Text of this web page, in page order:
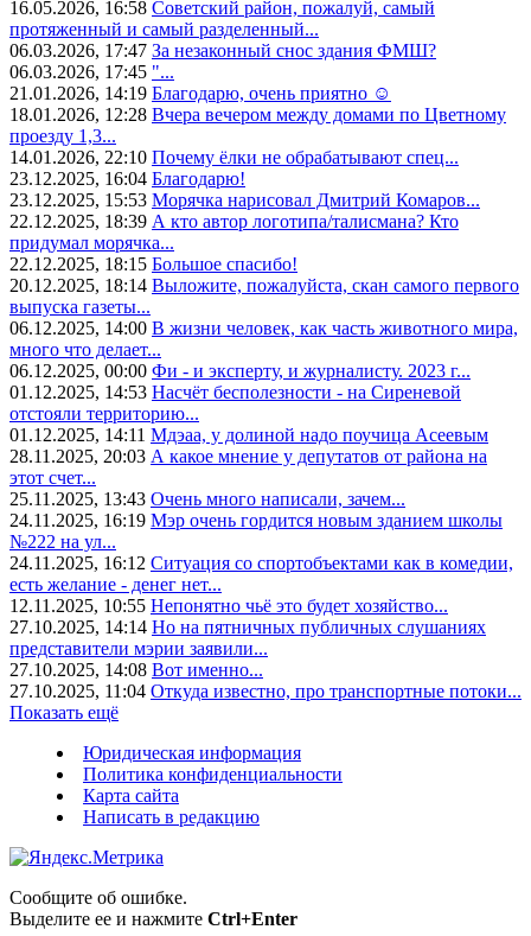
16.05.2026, 16:58 Советский район, пожалуй, самый
протяженный и самый разделенный...
06.03.2026, 17:47 За незаконный снос здания ФМШ?
06.03.2026, 17:45 "...
21.01.2026, 14:19 Благодарю, очень приятно ☺️
18.01.2026, 12:28 Вчера вечером между домами по Цветному
проезду 1,3...
14.01.2026, 22:10 Почему ёлки не обрабатывают спец...
23.12.2025, 16:04 Благодарю!
23.12.2025, 15:53 Морячка нарисовал Дмитрий Комаров...
22.12.2025, 18:39 А кто автор логотипа/талисмана? Кто
придумал морячка...
22.12.2025, 18:15 Большое спасибо!
20.12.2025, 18:14 Выложите, пожалуйста, скан самого первого
выпуска газеты...
06.12.2025, 14:00 В жизни человек, как часть животного мира,
много что делает...
06.12.2025, 00:00 Фи - и эксперту, и журналисту. 2023 г...
01.12.2025, 14:53 Насчёт бесполезности - на Сиреневой
отстояли территорию...
01.12.2025, 14:11 Мдэаа, у долиной надо поучица Асеевым
28.11.2025, 20:03 А какое мнение у депутатов от района на
этот счет...
25.11.2025, 13:43 Очень много написали, зачем...
24.11.2025, 16:19 Мэр очень гордится новым зданием школы
№222 на ул...
24.11.2025, 16:12 Ситуация со спортобъектами как в комедии,
есть желание - денег нет...
12.11.2025, 10:55 Непонятно чьё это будет хозяйство...
27.10.2025, 14:14 Но на пятничных публичных слушаниях
представители мэрии заявили...
27.10.2025, 14:08 Вот именно...
27.10.2025, 11:04 Откуда известно, про транспортные потоки...
Показать ещё
Юридическая информация
Политика конфиденциальности
Карта сайта
Написать в редакцию
Сообщите об ошибке.
Выделите ее и нажмите Ctrl+Enter